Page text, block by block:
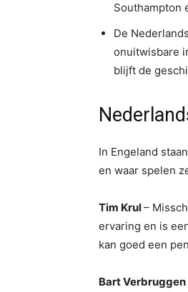
Southampton
De
onuitwisbare
blijft de
In Engeland
en waar spelen
Tim Krul–
ervaring en is
kan goed een
Bart Verbruggen